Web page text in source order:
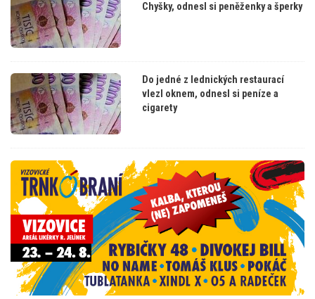
Chyšky, odnesl si peněženky a šperky
Do jedné z lednických restaurací
vlezl oknem, odnesl si peníze a
cigarety